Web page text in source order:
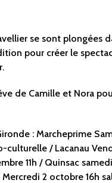
se sont plongées
pour créer le
de Camille et Nora
: Marcheprime
culturelle / Lacanau
11h / Quinsac
2 octobre 16h